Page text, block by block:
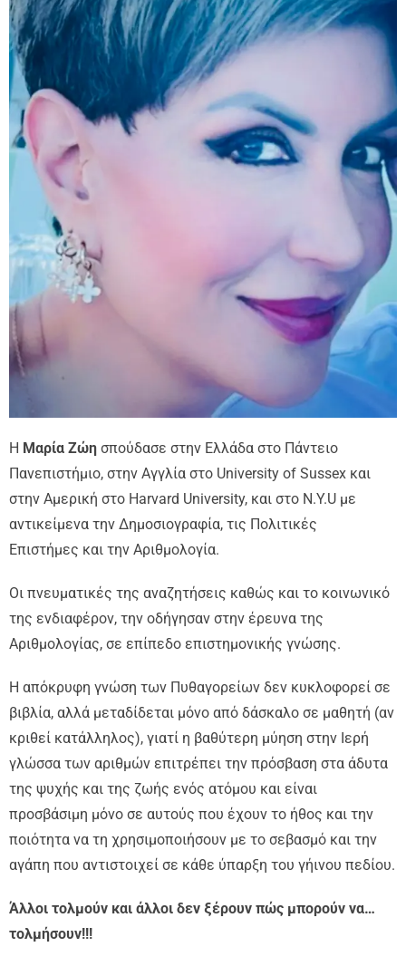
Η Μαρία Ζώη σπούδασε στην Ελλάδα στο Πάντειο
Πανεπιστήμιο, στην Αγγλία στο University of Sussex και
στην Αμερική στο Harvard University, και στο N.Y.U με
αντικείμενα την Δημοσιογραφία, τις Πολιτικές
Επιστήμες και την Αριθμολογία.
Οι πνευματικές της αναζητήσεις καθώς και το κοινωνικό
της ενδιαφέρον, την οδήγησαν στην έρευνα της
Αριθμολογίας, σε επίπεδο επιστημονικής γνώσης.
Η απόκρυφη γνώση των Πυθαγορείων δεν κυκλοφορεί σε
βιβλία, αλλά μεταδίδεται μόνο από δάσκαλο σε μαθητή (αν
κριθεί κατάλληλος), γιατί η βαθύτερη μύηση στην Ιερή
γλώσσα των αριθμών επιτρέπει την πρόσβαση στα άδυτα
της ψυχής και της ζωής ενός ατόμου και είναι
προσβάσιμη μόνο σε αυτούς που έχουν το ήθος και την
ποιότητα να τη χρησιμοποιήσουν με το σεβασμό και την
αγάπη που αντιστοιχεί σε κάθε ύπαρξη του γήινου πεδίου.
Άλλοι τολμούν και άλλοι δεν ξέρουν πώς μπορούν να…
τολμήσουν!!!